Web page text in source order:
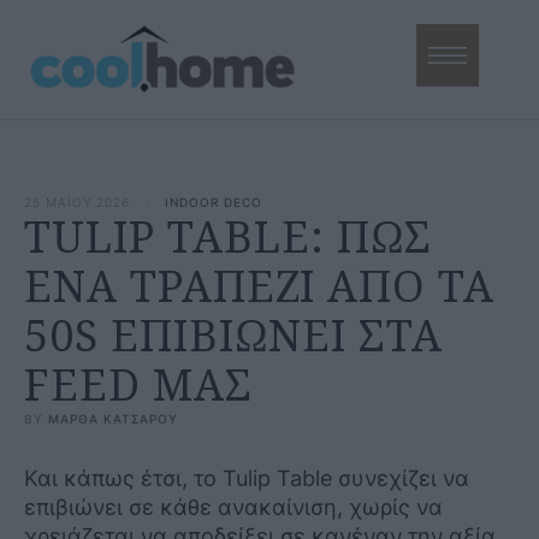
25 ΜΑΪΟΥ 2026 INDOOR DECO
TULIP TABLE: ΠΩΣ
ΕΝΑ ΤΡΑΠΕΖΙ ΑΠΟ ΤΑ
50S ΕΠΙΒΙΩΝΕΙ ΣΤΑ
FEED ΜΑΣ
BY ΜΑΡΘΑ ΚΑΤΣΑΡΟΥ
Και κάπως έτσι, το Tulip Table συνεχίζει να
επιβιώνει σε κάθε ανακαίνιση, χωρίς να